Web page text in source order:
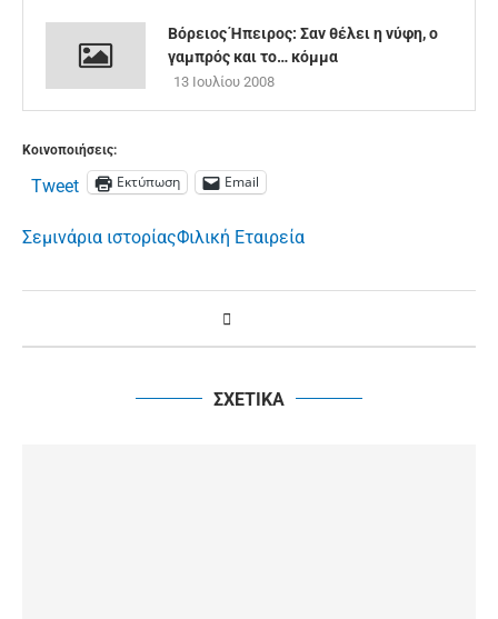
Βόρειος Ήπειρος: Σαν θέλει η νύφη, ο
γαμπρός και το… κόμμα
13 Ιουλίου 2008
Κοινοποιήσεις:
Tweet Εκτύπωση Email
Σεμινάρια ιστορίαςΦιλική Εταιρεία
ΣΧΕΤΙΚΑ